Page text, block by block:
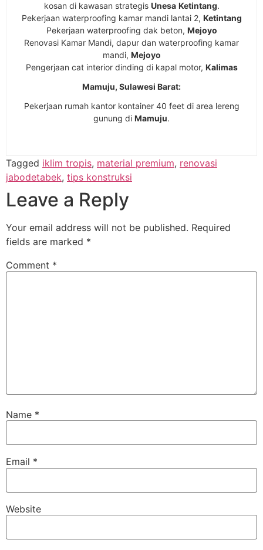
kosan di kawasan strategis Unesa Ketintang.
Pekerjaan waterproofing kamar mandi lantai 2, Ketintang
Pekerjaan waterproofing dak beton, Mejoyo
Renovasi Kamar Mandi, dapur dan waterproofing kamar
mandi, Mejoyo
Pengerjaan cat interior dinding di kapal motor, Kalimas
Mamuju, Sulawesi Barat:
Pekerjaan rumah kantor kontainer 40 feet di area lereng
gunung di Mamuju.
Tagged iklim tropis, material premium, renovasi
jabodetabek, tips konstruksi
Leave a Reply
Your email address will not be published. Required
fields are marked *
Comment *
Name *
Email *
Website